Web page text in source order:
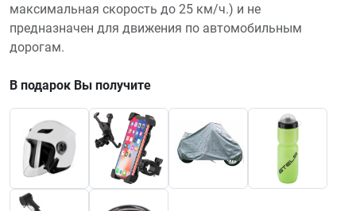
максимальная скорость до 25 км/ч.) и не
предназначен для движения по автомобильным
дорогам.
В подарок Вы получите